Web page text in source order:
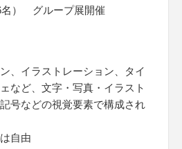
名） グループ展開催
、イラストレーション、タイ
など、文字・写真・イラスト
号などの視覚要素で構成され
自由